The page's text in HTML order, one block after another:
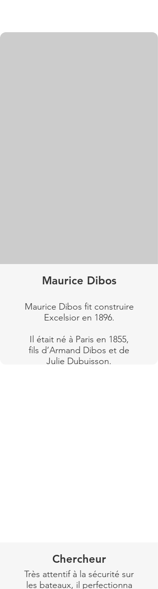
Maurice Dibos
Maurice Dibos fit construire
Excelsior en 1896.
Il était né à Paris en 1855,
fils d’Armand Dibos et de
Julie Dubuisson.
explosion de gaz. Il fut
inspecteur de la navigation
sur la Seine, Capitaine à
Chercheur
Très attentif à la sécurité sur
les bateaux, il perfectionna